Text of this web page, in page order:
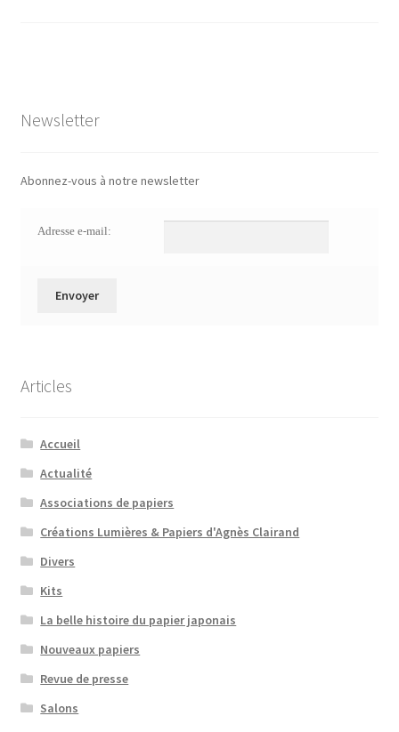
Newsletter
Abonnez-vous à notre newsletter
Adresse e-mail:
Articles
Accueil
Actualité
Associations de papiers
Créations Lumières & Papiers d'Agnès Clairand
Divers
Kits
La belle histoire du papier japonais
Nouveaux papiers
Revue de presse
Salons